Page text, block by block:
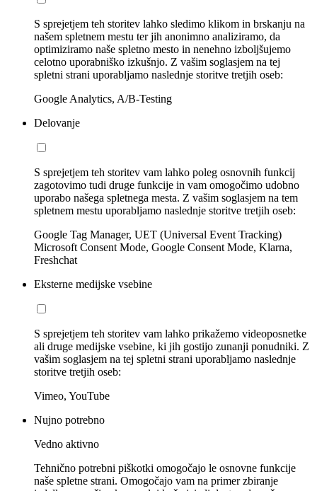
S sprejetjem teh storitev lahko sledimo klikom in brskanju na
našem spletnem mestu ter jih anonimno analiziramo, da
optimiziramo naše spletno mesto in nenehno izboljšujemo
celotno uporabniško izkušnjo. Z vašim soglasjem na tej
spletni strani uporabljamo naslednje storitve tretjih oseb:
Google Analytics, A/B-Testing
Delovanje
S sprejetjem teh storitev vam lahko poleg osnovnih funkcij
zagotovimo tudi druge funkcije in vam omogočimo udobno
uporabo našega spletnega mesta. Z vašim soglasjem na tem
spletnem mestu uporabljamo naslednje storitve tretjih oseb:
Google Tag Manager, UET (Universal Event Tracking)
Microsoft Consent Mode, Google Consent Mode, Klarna,
Freshchat
Eksterne medijske vsebine
S sprejetjem teh storitev vam lahko prikažemo videoposnetke
ali druge medijske vsebine, ki jih gostijo zunanji ponudniki. Z
vašim soglasjem na tej spletni strani uporabljamo naslednje
storitve tretjih oseb:
Vimeo, YouTube
Nujno potrebno
Vedno aktivno
Tehnično potrebni piškotki omogočajo le osnovne funkcije
naše spletne strani. Omogočajo vam na primer zbiranje